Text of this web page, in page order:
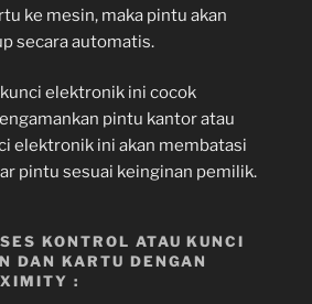
ke mesin, maka pintu akan
secara automatis.
elektronik ini cocok
pintu kantor atau
elektronik ini akan membatasi
pintu sesuai keinginan pemilik.
KONTROL ATAU KUNCI
DAN KARTU DENGAN
: